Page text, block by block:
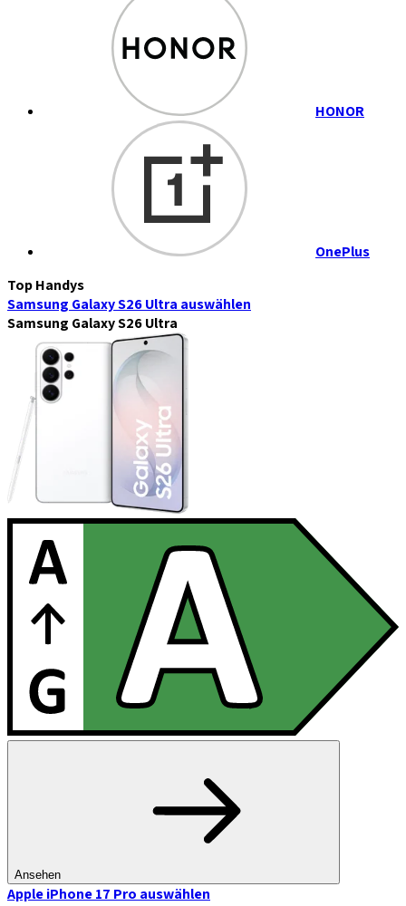
HONOR
OnePlus
Top Handys
Samsung Galaxy S26 Ultra auswählen
Samsung Galaxy S26 Ultra
Ansehen
Apple iPhone 17 Pro auswählen